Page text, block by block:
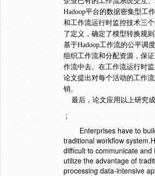
Hadoop平台的数据密集型工
和工作流运行时监控技术三
了定义，确定了模型转换规
基于Hadoop工作流的公平调
组织工作流和分配资源，保
作流中去。在工作流运行时
论文提出对每个活动的工作
销。
最后，论文应用以上研究成
;
Enterprises have to
traditional workflow
difficult to communicate
utilize the advantage of
processing data-intensive